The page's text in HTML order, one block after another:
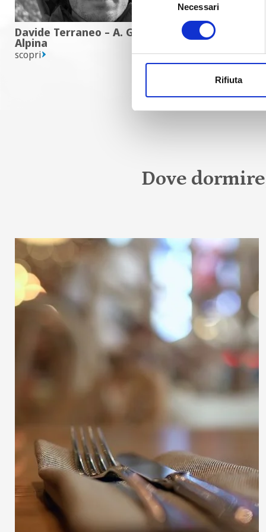
del
consenso
Necessari
Rifiuta
Davide Terraneo – A. Guida
Alpina
scopri
Dove